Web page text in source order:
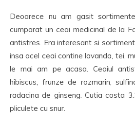
Deoarece nu am gasit
cumparat un ceai medicinal de la
antistres. Era interesant si
insa acel ceai contine lavanda, tei,
le mai am pe acasa. Ceaiul
hibiscus, frunze de rozmarin,
radacina de ginseng. Cutia costa
pliculete cu snur.